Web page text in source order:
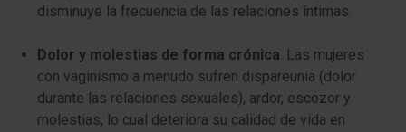
disminuye la frecuencia de las relaciones íntimas.
Dolor y molestias de forma crónica. Las mujeres
con vaginismo a menudo sufren dispareunia (dolor
durante las relaciones sexuales), ardor, escozor y
molestias, lo cual deteriora su calidad de vida en